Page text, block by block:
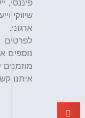
פיננסי, ייעוץ
שיווקי וייעוץ
ארגוני.
לפרטים
נוספים אתם
מוזמנים לצור
איתנו קשר.